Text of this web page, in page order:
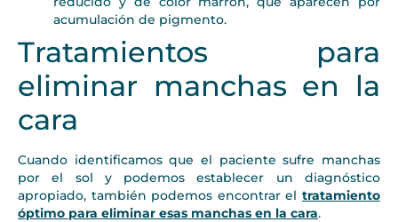
acumulación de pigmento.
Tratamientos para
eliminar manchas en la
cara
Cuando identificamos que el paciente sufre manchas
por el sol y podemos establecer un diagnóstico
apropiado, también podemos encontrar el tratamiento
óptimo para eliminar esas manchas en la cara.